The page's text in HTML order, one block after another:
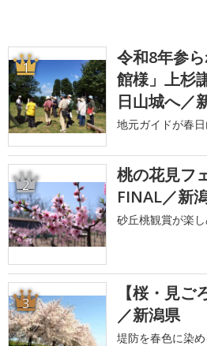
1
令和8年参
館様」上杉
日山城へ／
地元ガイドが春
2
桃の花見フ
FINAL／新
砂丘桃観賞が楽
3
【桜・見
／新潟県
堤防を春色に染